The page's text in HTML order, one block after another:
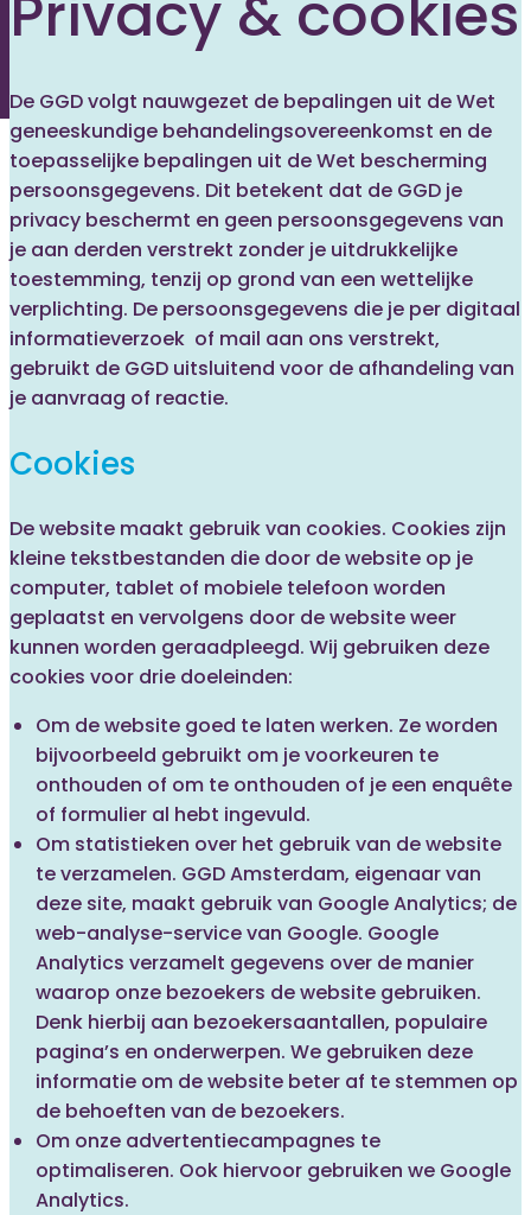
De GGD volgt nauwgezet de bepalingen uit de Wet
geneeskundige behandelingsovereenkomst en de
toepasselijke bepalingen uit de Wet bescherming
persoonsgegevens. Dit betekent dat de GGD je
privacy beschermt en geen persoonsgegevens van
je aan derden verstrekt zonder je uitdrukkelijke
toestemming, tenzij op grond van een wettelijke
verplichting. De persoonsgegevens die je per digitaal
informatieverzoek of mail aan ons verstrekt,
gebruikt de GGD uitsluitend voor de afhandeling van
je aanvraag of reactie.
Cookies
De website maakt gebruik van cookies. Cookies zijn
kleine tekstbestanden die door de website op je
computer, tablet of mobiele telefoon worden
geplaatst en vervolgens door de website weer
kunnen worden geraadpleegd. Wij gebruiken deze
cookies voor drie doeleinden:
Om de website goed te laten werken. Ze worden
bijvoorbeeld gebruikt om je voorkeuren te
onthouden of om te onthouden of je een enquête
of formulier al hebt ingevuld.
Om statistieken over het gebruik van de website
te verzamelen. GGD Amsterdam, eigenaar van
deze site, maakt gebruik van Google Analytics; de
web-analyse-service van Google. Google
Analytics verzamelt gegevens over de manier
waarop onze bezoekers de website gebruiken.
Denk hierbij aan bezoekersaantallen, populaire
pagina’s en onderwerpen. We gebruiken deze
informatie om de website beter af te stemmen op
de behoeften van de bezoekers.
Om onze advertentiecampagnes te
optimaliseren. Ook hiervoor gebruiken we Google
Analytics.